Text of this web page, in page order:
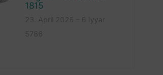
1815